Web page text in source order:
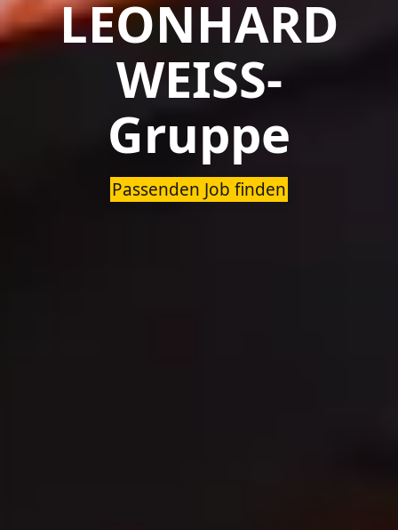
LEONHARD
WEISS-
Gruppe
Passenden Job finden